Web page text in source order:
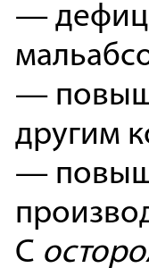
—
—
другим
—
С